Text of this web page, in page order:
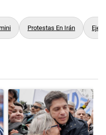
Protestas En Irán
"Milei despidió a Jorge
Un artículo de tendencia con